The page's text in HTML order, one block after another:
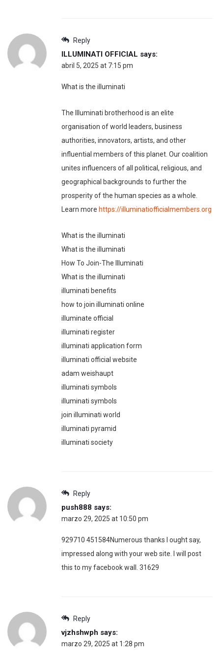
Reply
ILLUMINATI OFFICIAL says:
abril 5, 2025 at 7:15 pm
What is the illuminati
The Illuminati brotherhood is an elite
organisation of world leaders, business
authorities, innovators, artists, and other
influential members of this planet. Our coalition
unites influencers of all political, religious, and
geographical backgrounds to further the
prosperity of the human species as a whole.
Learn more https://illuminatiofficialmembers.org
What is the illuminati
What is the illuminati
How To Join-The Illuminati
What is the illuminati
illuminati benefits
how to join illuminati online
illuminate official
illuminati register
illuminati application form
illuminati official website
adam weishaupt
illuminati symbols
illuminati symbols
join illuminati world
illuminati pyramid
illuminati society
Reply
push888 says:
marzo 29, 2025 at 10:50 pm
929710 451584Numerous thanks I ought say,
impressed along with your web site. I will post
this to my facebook wall. 31629
Reply
vjzhshwph says:
marzo 29, 2025 at 1:28 pm